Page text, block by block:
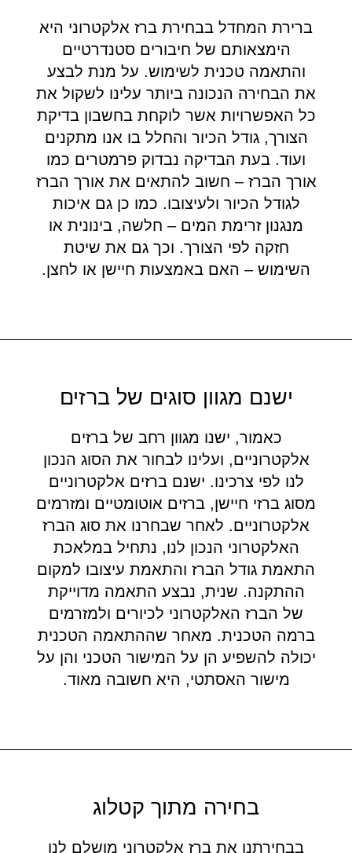
ברירת המחדל בבחירת ברז אלקטרוני היא
הימצאותם של חיבורים סטנדרטיים
והתאמה טכנית לשימוש. על מנת לבצע
את הבחירה הנכונה ביותר עלינו לשקול את
כל האפשרויות אשר לוקחת בחשבון בדיקת
הצורך, גודל הכיור והחלל בו אנו מתקנים
ועוד. בעת הבדיקה נבדוק פרמטרים כמו
אורך הברז – חשוב להתאים את אורך הברז
לגודל הכיור ולעיצובו. כמו כן גם איכות
מנגנון זרימת המים – חלשה, בינונית או
חזקה לפי הצורך. וכך גם את שיטת
השימוש – האם באמצעות חיישן או לחצן.
ישנם מגוון סוגים של ברזים
כאמור, ישנו מגוון רחב של ברזים
אלקטרוניים, ועלינו לבחור את הסוג הנכון
לנו לפי צרכינו. ישנם ברזים אלקטרוניים
מסוג ברזי חיישן, ברזים אוטומטיים ומזרמים
אלקטרוניים. לאחר שבחרנו את סוג הברז
האלקטרוני הנכון לנו, נתחיל במלאכת
התאמת גודל הברז והתאמת עיצובו למקום
ההתקנה. שנית, נבצע התאמה מדוייקת
של הברז האלקטרוני לכיורים ולמזרמים
ברמה הטכנית. מאחר שההתאמה הטכנית
יכולה להשפיע הן על המישור הטכני והן על
מישור האסתטי, היא חשובה מאוד.
בחירה מתוך קטלוג
בבחירתנו את ברז אלקטרוני מושלם לנו